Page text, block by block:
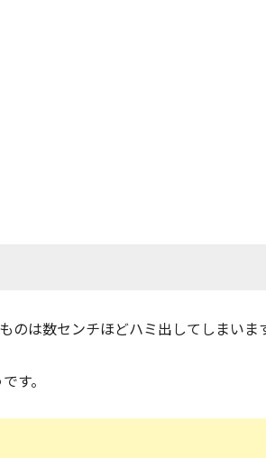
のは数センチほどハミ出してしまいま
す。